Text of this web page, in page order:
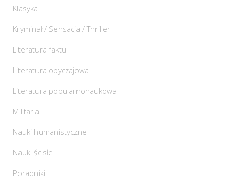
Klasyka
Kryminał / Sensacja / Thriller
Literatura faktu
Literatura obyczajowa
Literatura popularnonaukowa
Militaria
Nauki humanistyczne
Nauki ścisłe
Poradniki